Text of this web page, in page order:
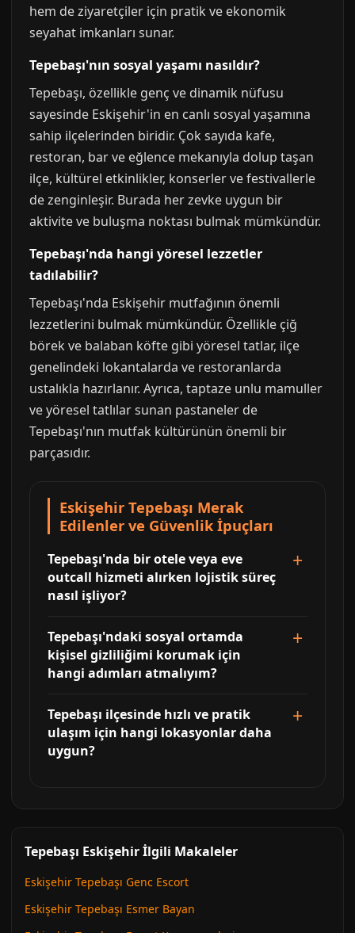
hem de ziyaretçiler için pratik ve ekonomik
seyahat imkanları sunar.
Tepebaşı'nın sosyal yaşamı nasıldır?
Tepebaşı, özellikle genç ve dinamik nüfusu
sayesinde Eskişehir'in en canlı sosyal yaşamına
sahip ilçelerinden biridir. Çok sayıda kafe,
restoran, bar ve eğlence mekanıyla dolup taşan
ilçe, kültürel etkinlikler, konserler ve festivallerle
de zenginleşir. Burada her zevke uygun bir
aktivite ve buluşma noktası bulmak mümkündür.
Tepebaşı'nda hangi yöresel lezzetler
tadılabilir?
Tepebaşı'nda Eskişehir mutfağının önemli
lezzetlerini bulmak mümkündür. Özellikle çiğ
börek ve balaban köfte gibi yöresel tatlar, ilçe
genelindeki lokantalarda ve restoranlarda
ustalıkla hazırlanır. Ayrıca, taptaze unlu mamuller
ve yöresel tatlılar sunan pastaneler de
Tepebaşı'nın mutfak kültürünün önemli bir
parçasıdır.
Eskişehir Tepebaşı Merak
Edilenler ve Güvenlik İpuçları
Tepebaşı'nda bir otele veya eve
outcall hizmeti alırken lojistik süreç
nasıl işliyor?
Tepebaşı'ndaki sosyal ortamda
kişisel gizliliğimi korumak için
hangi adımları atmalıyım?
Tepebaşı ilçesinde hızlı ve pratik
ulaşım için hangi lokasyonlar daha
uygun?
Tepebaşı Eskişehir İlgili Makaleler
Eskişehir Tepebaşı Genc Escort
Eskişehir Tepebaşı Esmer Bayan